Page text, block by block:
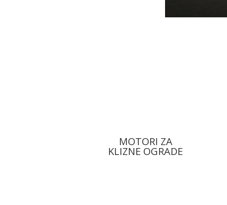
MOTORI ZA
KLIZNE OGRADE